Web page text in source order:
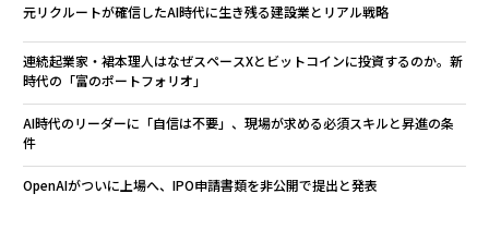
元リクルートが確信したAI時代に生き残る建設業とリアル戦略
連続起業家・裙本理人はなぜスペースXとビットコインに投資するのか。新
時代の「富のポートフォリオ」
AI時代のリーダーに「自信は不要」、現場が求める必須スキルと昇進の条
件
OpenAIがついに上場へ、IPO申請書類を非公開で提出と発表